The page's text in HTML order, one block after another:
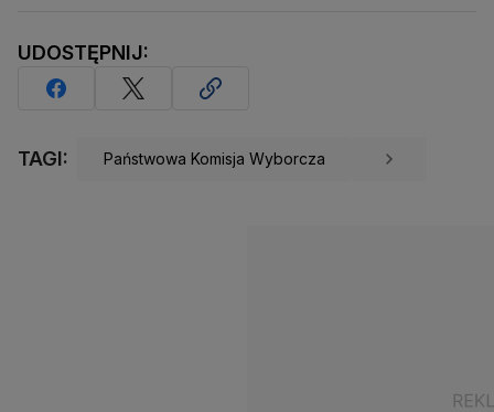
UDOSTĘPNIJ:
TAGI: Państwowa Komisja Wyborcza